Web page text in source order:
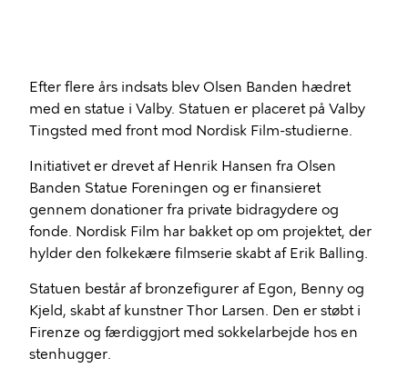
Efter flere års indsats blev Olsen Banden hædret
med en statue i Valby. Statuen er placeret på Valby
Tingsted med front mod Nordisk Film-studierne.
Initiativet er drevet af Henrik Hansen fra Olsen
Banden Statue Foreningen og er finansieret
gennem donationer fra private bidragydere og
fonde. Nordisk Film har bakket op om projektet, der
hylder den folkekære filmserie skabt af Erik Balling.
Statuen består af bronzefigurer af Egon, Benny og
Kjeld, skabt af kunstner Thor Larsen. Den er støbt i
Firenze og færdiggjort med sokkelarbejde hos en
stenhugger.